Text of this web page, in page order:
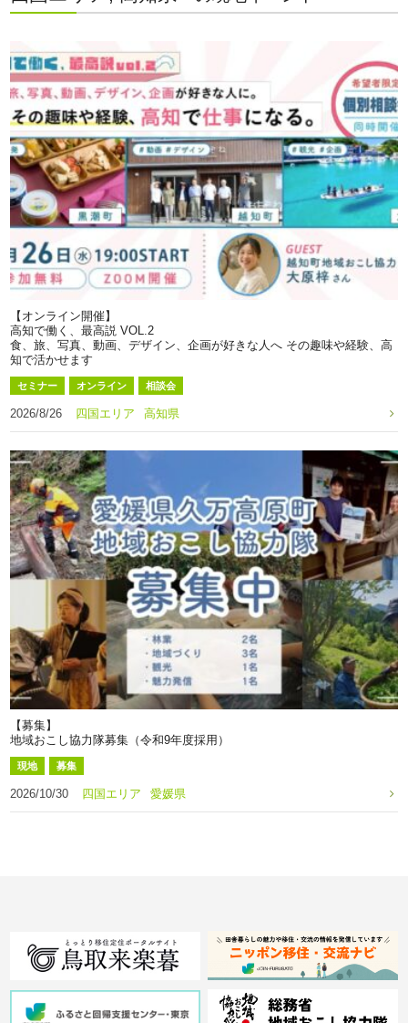
【オンライン開催】
高知で働く、最高説 VOL.2
食、旅、写真、動画、デザイン、企画が好きな人へ その趣味や経験、高
知で活かせます
セミナー オンライン 相談会
2026/8/26 四国エリア 高知県
【募集】
地域おこし協力隊募集（令和9年度採用）
現地 募集
2026/10/30 四国エリア 愛媛県